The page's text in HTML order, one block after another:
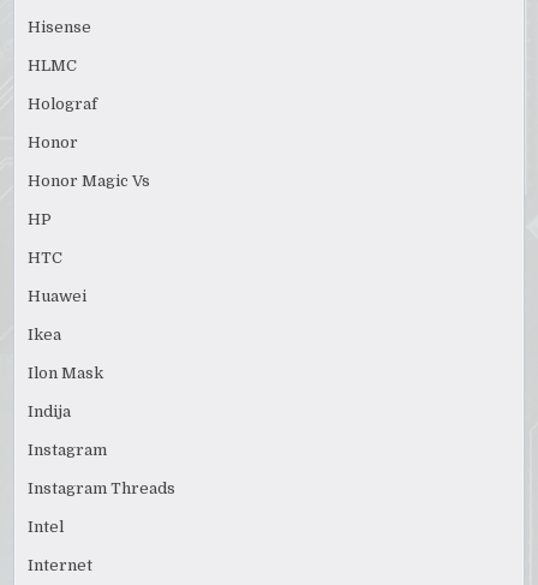
Hisense
HLMC
Holograf
Honor
Honor Magic Vs
HP
HTC
Huawei
Ikea
Ilon Mask
Indija
Instagram
Instagram Threads
Intel
Internet